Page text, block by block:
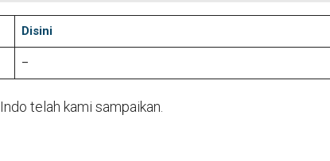
Disini
–
telah kami sampaikan.